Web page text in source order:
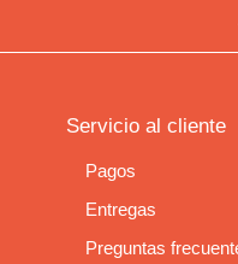
Servicio al cliente
Pagos
Entregas
Preguntas